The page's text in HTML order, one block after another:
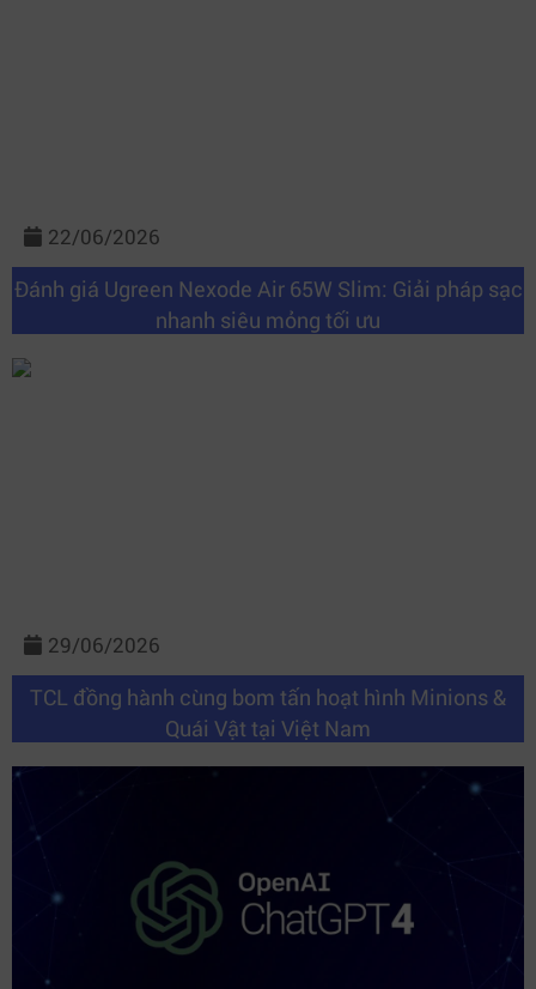
22/06/2026
Đánh giá Ugreen Nexode Air 65W Slim: Giải pháp sạc
nhanh siêu mỏng tối ưu
29/06/2026
TCL đồng hành cùng bom tấn hoạt hình Minions &
Quái Vật tại Việt Nam